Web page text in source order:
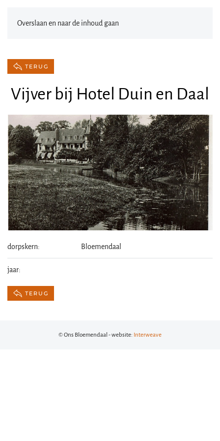
Overslaan en naar de inhoud gaan
TERUG
Vijver bij Hotel Duin en Daal
dorpskern: Bloemendaal
jaar:
TERUG
© Ons Bloemendaal - website: Interweave